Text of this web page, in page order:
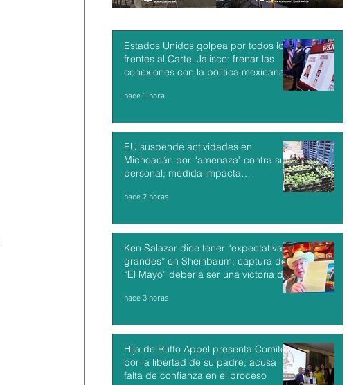
Estados Unidos golpea por todos los
frentes al Cartel Jalisco: frenar las
conexiones con la política mexicana y
hace 1 hora
EU suspende actividades en
Michoacán por “amenaza" contra su
personal; medida impacta
exportaciones de aguacate mexicano
hace 2 horas
Ken Salazar dice tener “expectativas
grandes” en Sheinbaum; captura de
“El Mayo” debería ser una victoria de
hace 3 horas
Hija de Ruffo Appel presenta Comité
por la libertad de su padre; acusa
falta de confianza en el proceso